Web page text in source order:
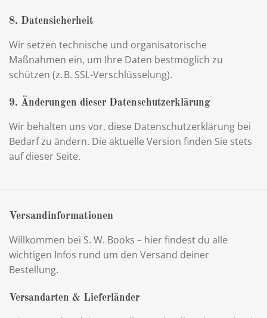
8. Datensicherheit
Wir setzen technische und organisatorische
Maßnahmen ein, um Ihre Daten bestmöglich zu
schützen (z. B. SSL-Verschlüsselung).
9. Änderungen dieser Datenschutzerklärung
Wir behalten uns vor, diese Datenschutzerklärung bei
Bedarf zu ändern. Die aktuelle Version finden Sie stets
auf dieser Seite.
Versandinformationen
Willkommen bei S. W. Books – hier findest du alle
wichtigen Infos rund um den Versand deiner
Bestellung.
Versandarten & Lieferländer